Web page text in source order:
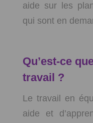
aide sur les
qui sont en
Qu’est-ce
travail ?
Le travail en
aide et